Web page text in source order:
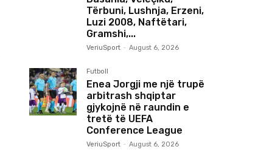
Tërbuni, Lushnja, Erzeni,
Luzi 2008, Naftëtari,
Gramshi,...
VeriuSport - August 6, 2026
Futboll
Enea Jorgji me një trupë
arbitrash shqiptar
gjykojnë në raundin e
tretë të UEFA
Conference League
VeriuSport - August 6, 2026